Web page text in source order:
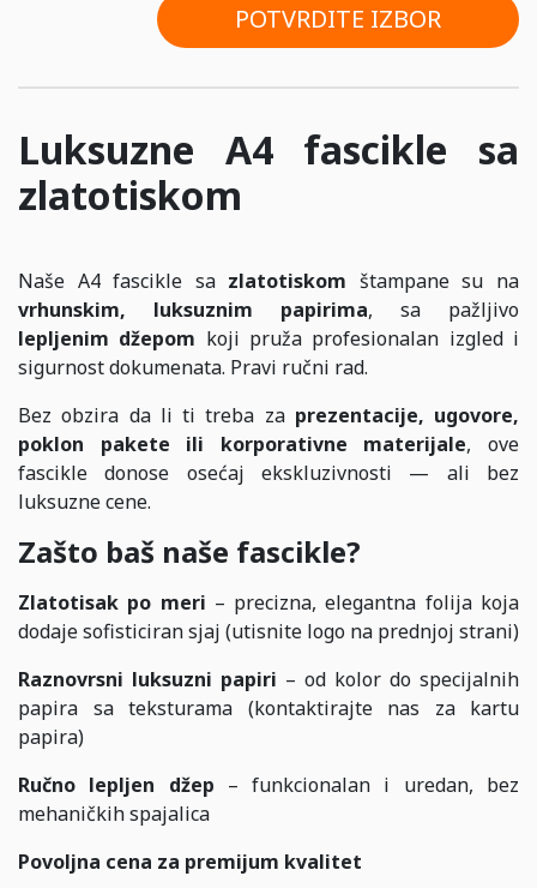
POTVRDITE IZBOR
Luksuzne A4 fascikle sa
zlatotiskom
Naše A4 fascikle sa zlatotiskom štampane su na
vrhunskim, luksuznim papirima, sa pažljivo
lepljenim džepom koji pruža profesionalan izgled i
sigurnost dokumenata. Pravi ručni rad.
Bez obzira da li ti treba za prezentacije, ugovore,
poklon pakete ili korporativne materijale, ove
fascikle donose osećaj ekskluzivnosti — ali bez
luksuzne cene.
Zašto baš naše fascikle?
Zlatotisak po meri – precizna, elegantna folija koja
dodaje sofisticiran sjaj (utisnite logo na prednjoj strani)
Raznovrsni luksuzni papiri – od kolor do specijalnih
papira sa teksturama (kontaktirajte nas za kartu
papira)
Ručno lepljen džep – funkcionalan i uredan, bez
mehaničkih spajalica
Povoljna cena za premijum kvalitet